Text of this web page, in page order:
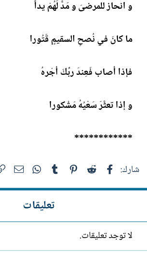
و انحاز للمرضىَ و مَدَّ لَهُمْ يداً
ما كانَ في نُصحِ السقيمِِ قَتُورا
فإذا أصاب فَعِندَ ربِّكَ أجْرهُ
و إذا تعثَّرَ سَعْيُهُ مَشْكورا
************
شارك: فيسبوك Reddit
Pinterest
Tumblr
تعليقات
لا توجد تعليقات.